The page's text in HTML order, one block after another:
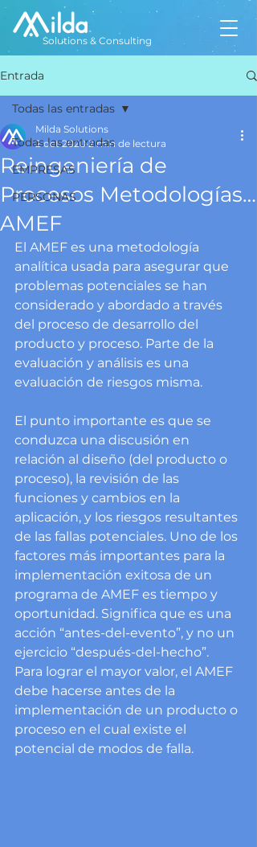
Solutions & Consulting
Entrada
Todas las entradas
EMPRESAS
PERSONAS
Todas las entradas
Reingeniería de
Procesos Metodologías…
AMEF
Milda Solutions
2 oct 2020 2 min de lectura
El AMEF es una metodología
analítica usada para asegurar que
problemas potenciales se han
considerado y abordado a través
del proceso de desarrollo del
producto y proceso. Parte de la
evaluación y análisis es una
evaluación de riesgos misma.
El punto importante es que se
conduzca una discusión en
relación al diseño (del producto o
proceso), la revisión de las
funciones y cambios en la
aplicación, y los riesgos resultantes
de las fallas potenciales. Uno de los
factores más importantes para la
implementación exitosa de un
programa de AMEF es tiempo y
oportunidad. Significa que es una
acción “antes-del-evento”, y no un
ejercicio “después-del-hecho”.
Para lograr el mayor valor, el AMEF
debe hacerse antes de la
implementación de un producto o
proceso en el cual existe el
potencial de modos de falla.